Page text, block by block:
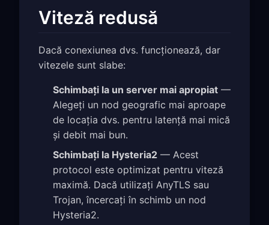
Viteză redusă
Dacă conexiunea dvs. funcționează, dar
vitezele sunt slabe:
Schimbați la un server mai apropiat —
Alegeți un nod geografic mai aproape
de locația dvs. pentru latență mai mică
și debit mai bun.
Schimbați la Hysteria2 — Acest
protocol este optimizat pentru viteză
maximă. Dacă utilizați AnyTLS sau
Trojan, încercați în schimb un nod
Hysteria2.